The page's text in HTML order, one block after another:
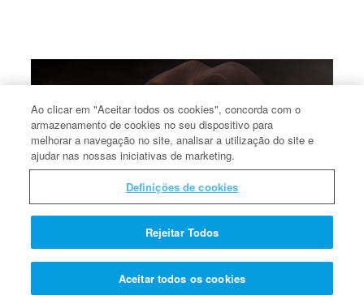
Maria Madalena Vê Jesus Vivo
Maria Madalena vê Jesus vivo.
Ao clicar em "Aceitar todos os cookies", concorda com o
armazenamento de cookies no seu dispositivo para
melhorar a navegação no site, analisar a utilização do site e
ajudar nas nossas iniciativas de marketing.
Definições de cookies
Rejeitar Todos
Aceitar todos os cookies